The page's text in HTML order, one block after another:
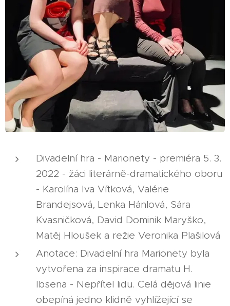
Divadelní hra - Marionety - premiéra 5. 3.
2022 - žáci literárně-dramatického oboru
- Karolína Iva Vítková, Valérie
Brandejsová, Lenka Hánlová, Sára
Kvasničková, David Dominik Maryško,
Matěj Hloušek a režie Veronika Plašilová
Anotace: Divadelní hra Marionety byla
vytvořena za inspirace dramatu H.
Ibsena - Nepřítel lidu. Celá dějová linie
obepíná jedno klidně vyhlížející se